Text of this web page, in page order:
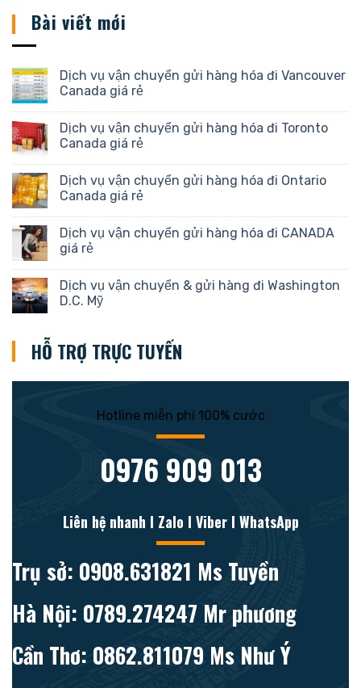
Bài viết mới
Dịch vụ vận chuyển gửi hàng hóa đi Vancouver
Canada giá rẻ
Dịch vụ vận chuyển gửi hàng hóa đi Toronto
Canada giá rẻ
Dịch vụ vận chuyển gửi hàng hóa đi Ontario
Canada giá rẻ
Dịch vụ vận chuyển gửi hàng hóa đi CANADA
giá rẻ
Dịch vụ vận chuyển & gửi hàng đi Washington
D.C. Mỹ
HỖ TRỢ TRỰC TUYẾN
Hotline miễn phí 100% cước
0976 909 013
Liên hệ nhanh l Zalo l Viber l WhatsApp
Trụ sở: 0908.631821 Ms Tuyền
Hà Nội: 0789.274247 Mr phương
Cần Thơ: 0862.811079 Ms Như Ý